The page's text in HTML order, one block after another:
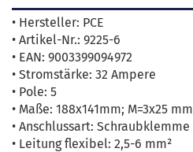
• Hersteller: PCE
• Artikel-Nr.: 9225-6
• EAN: 9003399094972
• Stromstärke: 32 Ampere
• Pole: 5
• Maße: 188x141mm; M=3x25 mm
• Anschlussart: Schraubklemme
• Leitung flexibel: 2,5-6 mm²